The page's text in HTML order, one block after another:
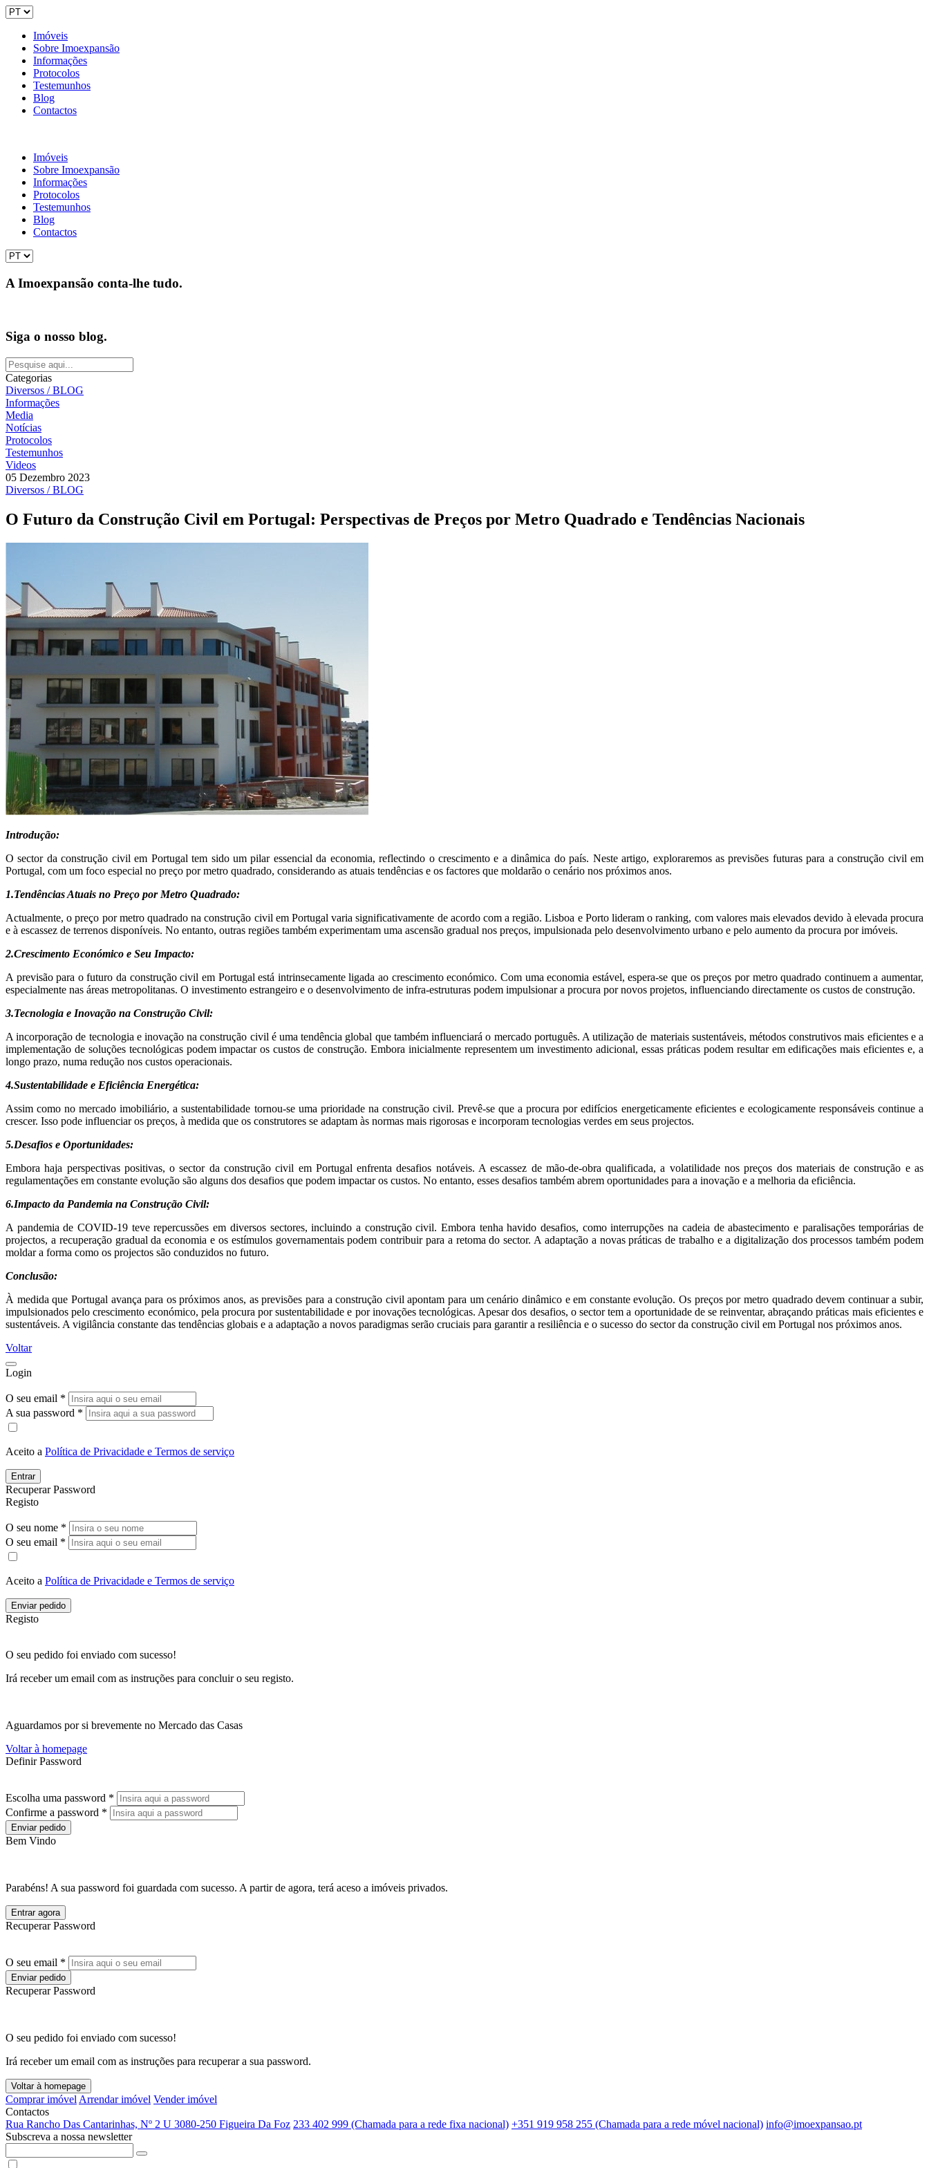
Imóveis
Sobre Imoexpansão
Informações
Protocolos
Testemunhos
Blog
Contactos
Imóveis
Sobre Imoexpansão
Informações
Protocolos
Testemunhos
Blog
Contactos
A Imoexpansão conta-lhe tudo.
Siga o nosso blog.
Categorias
Diversos / BLOG
Informações
Media
Notícias
Protocolos
Testemunhos
Videos
05 Dezembro 2023
Diversos / BLOG
O Futuro da Construção Civil em Portugal: Perspectivas de Preços por Metro Quadrado e Tendências Nacionais
Introdução:
O sector da construção civil em Portugal tem sido um pilar essencial da economia, reflectindo o crescimento e a dinâmica do país. Neste artigo, exploraremos as previsões futuras para a construção civil em
Portugal, com um foco especial no preço por metro quadrado, considerando as atuais tendências e os factores que moldarão o cenário nos próximos anos.
1.Tendências Atuais no Preço por Metro Quadrado:
Actualmente, o preço por metro quadrado na construção civil em Portugal varia significativamente de acordo com a região. Lisboa e Porto lideram o ranking, com valores mais elevados devido à elevada procura
e à escassez de terrenos disponíveis. No entanto, outras regiões também experimentam uma ascensão gradual nos preços, impulsionada pelo desenvolvimento urbano e pelo aumento da procura por imóveis.
2.Crescimento Económico e Seu Impacto:
A previsão para o futuro da construção civil em Portugal está intrinsecamente ligada ao crescimento económico. Com uma economia estável, espera-se que os preços por metro quadrado continuem a aumentar,
especialmente nas áreas metropolitanas. O investimento estrangeiro e o desenvolvimento de infra-estruturas podem impulsionar a procura por novos projetos, influenciando directamente os custos de construção.
3.Tecnologia e Inovação na Construção Civil:
A incorporação de tecnologia e inovação na construção civil é uma tendência global que também influenciará o mercado português. A utilização de materiais sustentáveis, métodos construtivos mais eficientes e a
implementação de soluções tecnológicas podem impactar os custos de construção. Embora inicialmente representem um investimento adicional, essas práticas podem resultar em edificações mais eficientes e, a
longo prazo, numa redução nos custos operacionais.
4.Sustentabilidade e Eficiência Energética:
Assim como no mercado imobiliário, a sustentabilidade tornou-se uma prioridade na construção civil. Prevê-se que a procura por edifícios energeticamente eficientes e ecologicamente responsáveis continue a
crescer. Isso pode influenciar os preços, à medida que os construtores se adaptam às normas mais rigorosas e incorporam tecnologias verdes em seus projectos.
5.Desafios e Oportunidades:
Embora haja perspectivas positivas, o sector da construção civil em Portugal enfrenta desafios notáveis. A escassez de mão-de-obra qualificada, a volatilidade nos preços dos materiais de construção e as
regulamentações em constante evolução são alguns dos desafios que podem impactar os custos. No entanto, esses desafios também abrem oportunidades para a inovação e a melhoria da eficiência.
6.Impacto da Pandemia na Construção Civil:
A pandemia de COVID-19 teve repercussões em diversos sectores, incluindo a construção civil. Embora tenha havido desafios, como interrupções na cadeia de abastecimento e paralisações temporárias de
projectos, a recuperação gradual da economia e os estímulos governamentais podem contribuir para a retoma do sector. A adaptação a novas práticas de trabalho e a digitalização dos processos também podem
moldar a forma como os projectos são conduzidos no futuro.
Conclusão:
À medida que Portugal avança para os próximos anos, as previsões para a construção civil apontam para um cenário dinâmico e em constante evolução. Os preços por metro quadrado devem continuar a subir,
impulsionados pelo crescimento económico, pela procura por sustentabilidade e por inovações tecnológicas. Apesar dos desafios, o sector tem a oportunidade de se reinventar, abraçando práticas mais eficientes e
sustentáveis. A vigilância constante das tendências globais e a adaptação a novos paradigmas serão cruciais para garantir a resiliência e o sucesso do sector da construção civil em Portugal nos próximos anos.
Voltar
Login
O seu email *
A sua password *
Aceito a Política de Privacidade e Termos de serviço
Entrar
Recuperar Password
Registo
O seu nome *
O seu email *
Aceito a Política de Privacidade e Termos de serviço
Enviar pedido
Registo
O seu pedido foi enviado com sucesso!
Irá receber um email com as instruções para concluir o seu registo.
Aguardamos por si brevemente no Mercado das Casas
Voltar à homepage
Definir Password
Escolha uma password *
Confirme a password *
Enviar pedido
Bem Vindo
Parabéns! A sua password foi guardada com sucesso. A partir de agora, terá aceso a imóveis privados.
Entrar agora
Recuperar Password
O seu email *
Enviar pedido
Recuperar Password
O seu pedido foi enviado com sucesso!
Irá receber um email com as instruções para recuperar a sua password.
Voltar à homepage
Comprar imóvel Arrendar imóvel Vender imóvel
Contactos
Rua Rancho Das Cantarinhas, Nº 2 U 3080-250 Figueira Da Foz 233 402 999 (Chamada para a rede fixa nacional) +351 919 958 255 (Chamada para a rede móvel nacional) info@imoexpansao.pt
Subscreva a nossa newsletter